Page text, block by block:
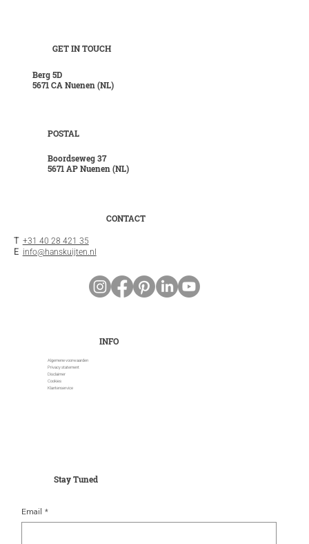
GET IN TOUCH
Berg 5D
5671 CA Nuenen (NL)
INFO
POSTAL
Algemene voorwaarden
Privacy statement
Disclaimer
Cookies
Klantenservice
Boordseweg 37
5671 AP Nuenen (NL)
CONTACT
T +31 40 28 421 35
E info@hanskuijten.nl
Stay Tuned
Email *